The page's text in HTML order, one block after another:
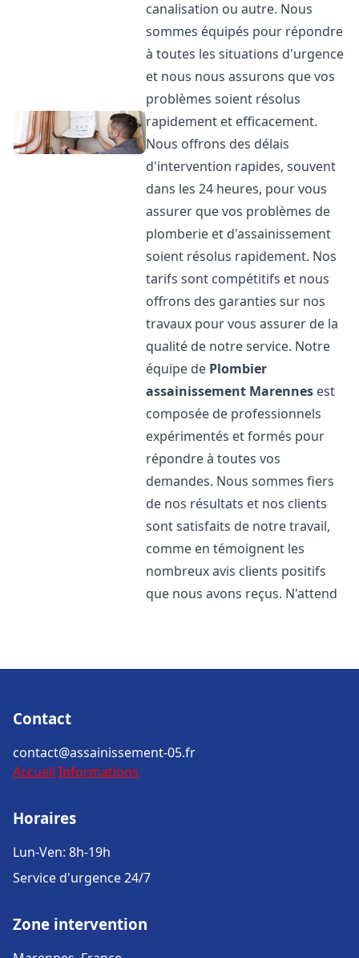
canalisation ou autre. Nous
sommes équipés pour répondre
à toutes les situations d'urgence
et nous nous assurons que vos
problèmes soient résolus
rapidement et efficacement.
Nous offrons des délais
d'intervention rapides, souvent
dans les 24 heures, pour vous
assurer que vos problèmes de
plomberie et d'assainissement
soient résolus rapidement. Nos
tarifs sont compétitifs et nous
offrons des garanties sur nos
travaux pour vous assurer de la
qualité de notre service. Notre
équipe de Plombier
assainissement Marennes est
composée de professionnels
expérimentés et formés pour
répondre à toutes vos
demandes. Nous sommes fiers
de nos résultats et nos clients
sont satisfaits de notre travail,
comme en témoignent les
nombreux avis clients positifs
que nous avons reçus. N'attend
Contact
contact@assainissement-05.fr
Accueil Informations
Horaires
Lun-Ven: 8h-19h
Service d'urgence 24/7
Zone intervention